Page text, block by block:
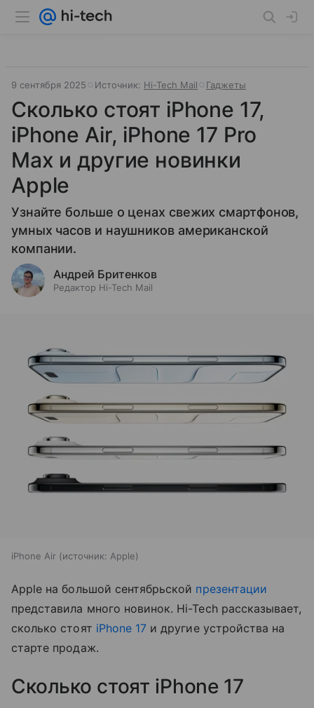
9 сентября 2025 Источник: Hi-Tech Mail Гаджеты
Сколько стоят iPhone 17,
iPhone Air, iPhone 17 Pro
Max и другие новинки
Apple
Узнайте больше о ценах свежих смартфонов,
умных часов и наушников американской
компании.
Андрей Бритенков
Редактор Hi-Tech Mail
iPhone Air источник: Apple
Apple на большой сентябрьской презентации
представила много новинок. Hi-Tech рассказывает,
сколько стоят iPhone 17 и другие устройства на
старте продаж.
Сколько стоят iPhone 17